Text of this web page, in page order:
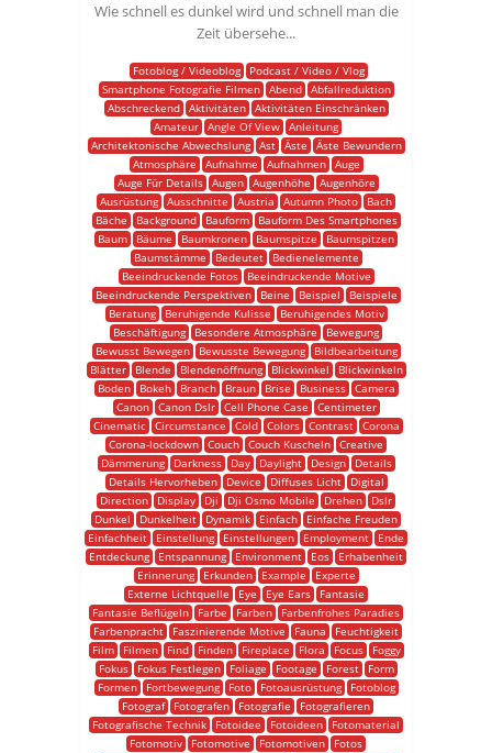
Wie schnell es dunkel wird und schnell man die
Zeit übersehe...
Fotoblog / Videoblog
Podcast / Video / Vlog
Smartphone Fotografie Filmen
Abend
Abfallreduktion
Abschreckend
Aktivitäten
Aktivitäten Einschränken
Amateur Angle Of View Anleitung
Architektonische Abwechslung
Ast Äste
Äste Bewundern
Atmosphäre
Aufnahme Aufnahmen
Auge
Auge Für Details
Augen Augenhöhe
Augenhöre
Ausrüstung Ausschnitte Austria Autumn Photo
Bach
Bäche
Background Bauform
Bauform Des Smartphones
Baum
Bäume Baumkronen Baumspitze
Baumspitzen
Baumstämme
Bedeutet
Bedienelemente
Beeindruckende Fotos
Beeindruckende Motive
Beeindruckende Perspektiven
Beine Beispiel
Beispiele
Beratung
Beruhigende Kulisse
Beruhigendes Motiv
Beschäftigung
Besondere Atmosphäre
Bewegung
Bewusst Bewegen
Bewusste Bewegung
Bildbearbeitung
Blätter
Blende Blendenöffnung Blickwinkel
Blickwinkeln
Boden
Bokeh Branch Braun Brise Business
Camera
Canon
Canon Dslr Cell Phone Case
Centimeter
Cinematic
Circumstance Cold Colors Contrast
Corona
Corona-lockdown Couch Couch Kuscheln Creative
Dämmerung
Darkness Day Daylight Design
Details
Details Hervorheben
Device Diffuses Licht
Digital
Direction
Display Dji Dji Osmo Mobile Drehen
Dslr
Dunkel
Dunkelheit Dynamik Einfach
Einfache Freuden
Einfachheit
Einstellung Einstellungen Employment
Ende
Entdeckung
Entspannung Environment Eos
Erhabenheit
Erinnerung
Erkunden Example
Experte
Externe Lichtquelle
Eye Eye Ears
Fantasie
Fantasie Beflügeln
Farbe Farben
Farbenfrohes Paradies
Farbenpracht
Faszinierende Motive Fauna
Feuchtigkeit
Film
Filmen Find Finden Fireplace Flora Focus
Foggy
Fokus
Fokus Festlegen Foliage Footage Forest
Form
Formen
Fortbewegung Foto Fotoausrüstung
Fotoblog
Fotograf
Fotografen Fotografie
Fotografieren
Fotografische Technik
Fotoidee Fotoideen
Fotomaterial
Fotomotiv
Fotomotive Fotomotiven
Fotos